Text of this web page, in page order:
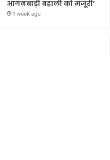
आंगनबाड़ी बहाली को मंजूरी’
1 week ago